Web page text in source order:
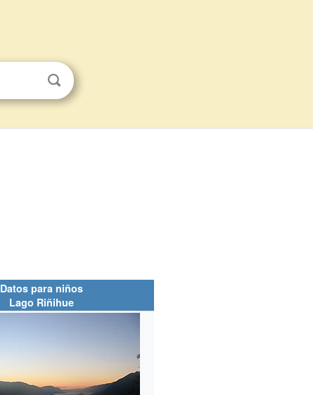
Datos para niños
Lago Riñihue